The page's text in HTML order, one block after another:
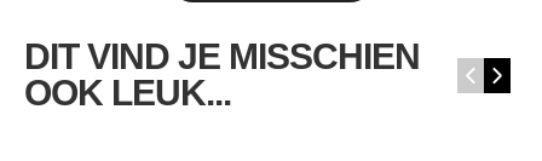
DIT VIND JE MISSCHIEN
OOK LEUK...
‹ ›